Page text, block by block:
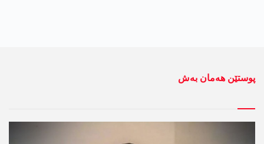
پوستێن ھەمان بەش